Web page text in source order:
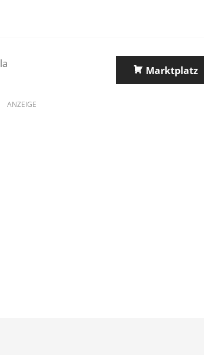
Marktplatz
ANZEIGE